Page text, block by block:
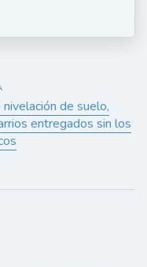
de suelo,
entregados sin los